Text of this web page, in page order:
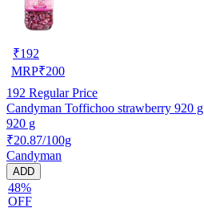
₹192
MRP₹200
192 Regular Price
Candyman Toffichoo strawberry 920 g
920 g
₹20.87/100g
Candyman
ADD
48%
OFF